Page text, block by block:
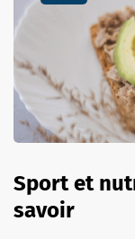
Sport et
savoir